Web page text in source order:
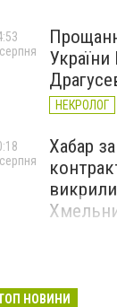
України
НЕКРОЛОГ
Хабар
НОВИНИ